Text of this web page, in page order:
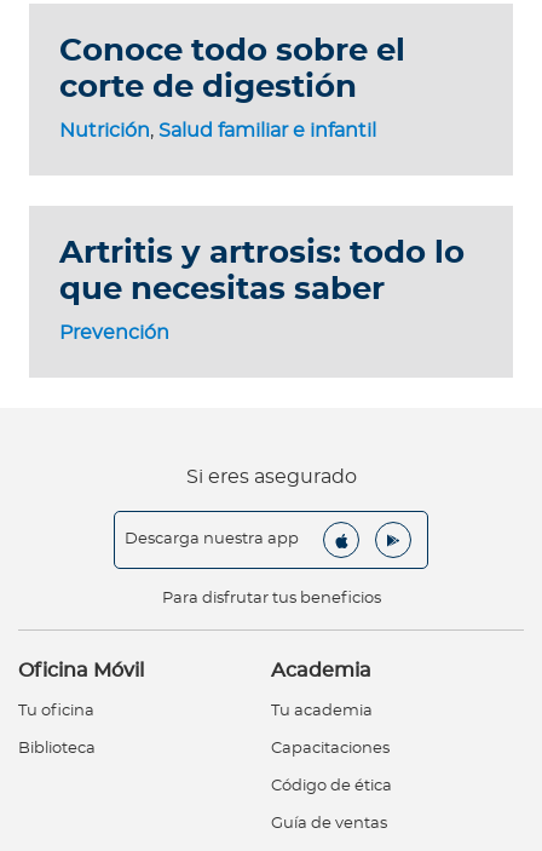
Nutrición, Salud familiar e infantil
Conoce todo sobre el
corte de digestión
Prevención
Artritis y artrosis: todo lo
que necesitas saber
Si eres asegurado
Descarga nuestra app
Para disfrutar tus beneficios
Oficina Móvil
Tu oficina
Biblioteca
Academia
Tu academia
Capacitaciones
Código de ética
Guía de ventas